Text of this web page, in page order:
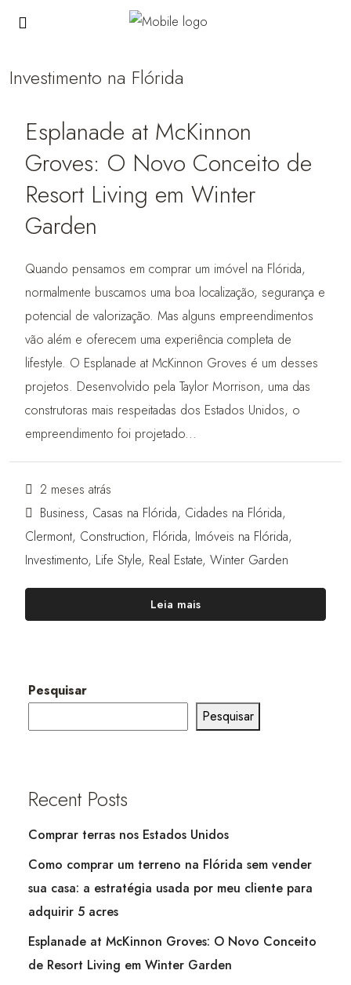
Investimento na Flórida
Esplanade at McKinnon
Groves: O Novo Conceito de
Resort Living em Winter
Garden
Quando pensamos em comprar um imóvel na Flórida,
normalmente buscamos uma boa localização, segurança e
potencial de valorização. Mas alguns empreendimentos
vão além e oferecem uma experiência completa de
lifestyle. O Esplanade at McKinnon Groves é um desses
projetos. Desenvolvido pela Taylor Morrison, uma das
construtoras mais respeitadas dos Estados Unidos, o
empreendimento foi projetado...
2 meses atrás
Business, Casas na Flórida, Cidades na Flórida,
Clermont, Construction, Flórida, Imóveis na Flórida,
Investimento, Life Style, Real Estate, Winter Garden
Leia mais
Pesquisar
Pesquisar
Recent Posts
Comprar terras nos Estados Unidos
Como comprar um terreno na Flórida sem vender
sua casa: a estratégia usada por meu cliente para
adquirir 5 acres
Esplanade at McKinnon Groves: O Novo Conceito
de Resort Living em Winter Garden